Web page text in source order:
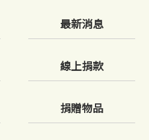
最新消息
線上捐款
捐贈物品